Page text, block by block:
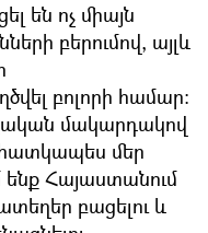
են ոչ միայն
բերումով, այլև
բոլորի համար:
մակարդակով
հատկապես մեր
ենք Հայաստանում
բացելու և